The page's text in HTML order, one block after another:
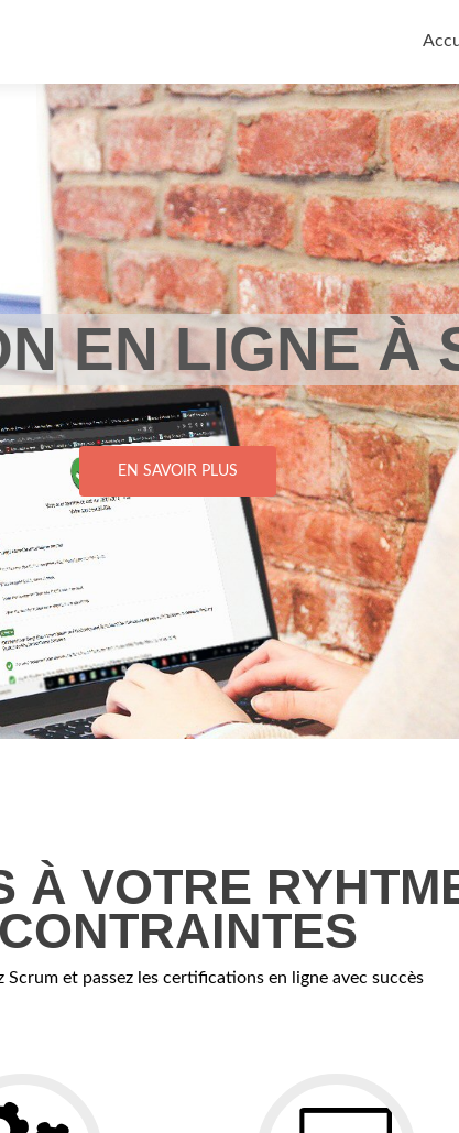
EN LIGNE À
EN SAVOIR PLUS
À VOTRE
CONTRAINTES
Scrum et passez les certifications en ligne avec succès
to